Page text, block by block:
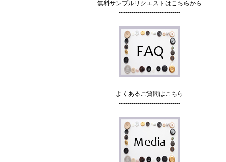
無料サンプルリクエストはこちらから
------------------------------
よくあるご質問はこちら
------------------------------